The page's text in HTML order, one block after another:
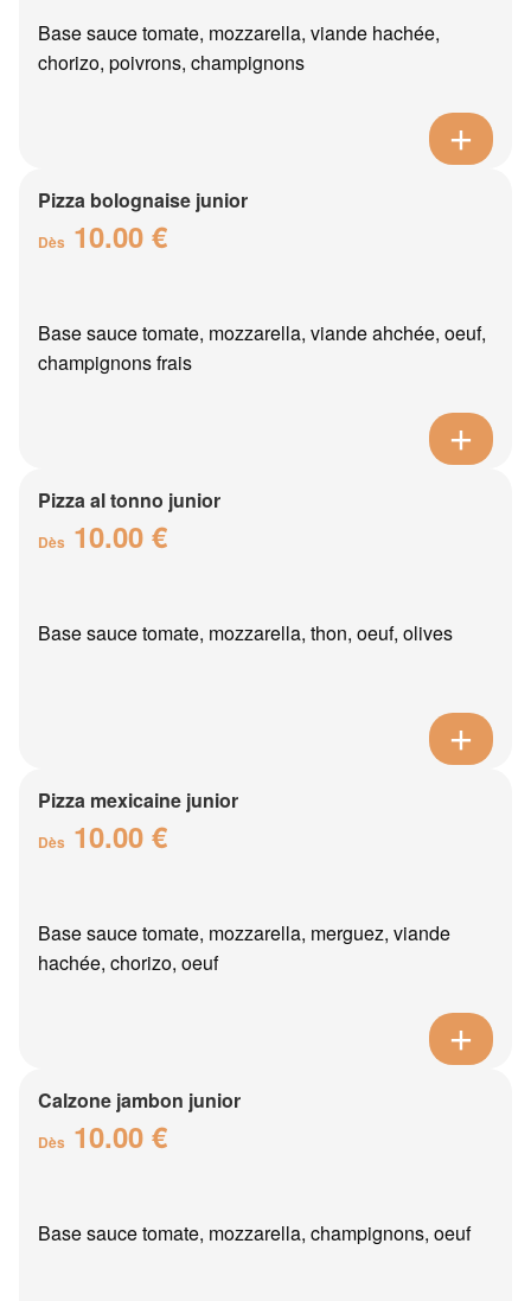
Base sauce tomate, mozzarella, viande hachée,
chorizo, poivrons, champignons
Pizza bolognaise junior
Dès 10.00 €
Base sauce tomate, mozzarella, viande ahchée, oeuf,
champignons frais
Pizza al tonno junior
Dès 10.00 €
Base sauce tomate, mozzarella, thon, oeuf, olives
Pizza mexicaine junior
Dès 10.00 €
Base sauce tomate, mozzarella, merguez, viande
hachée, chorizo, oeuf
Calzone jambon junior
Dès 10.00 €
Base sauce tomate, mozzarella, champignons, oeuf